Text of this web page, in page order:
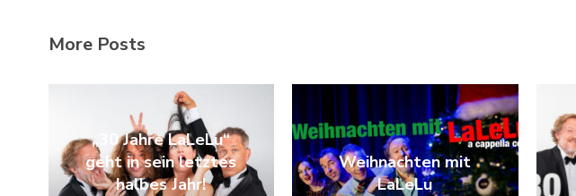
More Posts
„30 Jahre LaLeLu“
geht in sein letztes
halbes Jahr!
Weihnachten mit
LaLeLu